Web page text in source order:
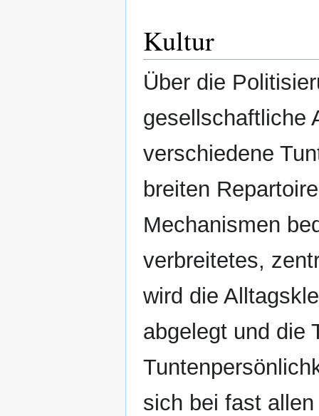
Kultur
Über die
gesellschaftliche
verschiedene
breiten
Mechanismen
verbreitetes,
wird die
abgelegt und die
sich bei fast